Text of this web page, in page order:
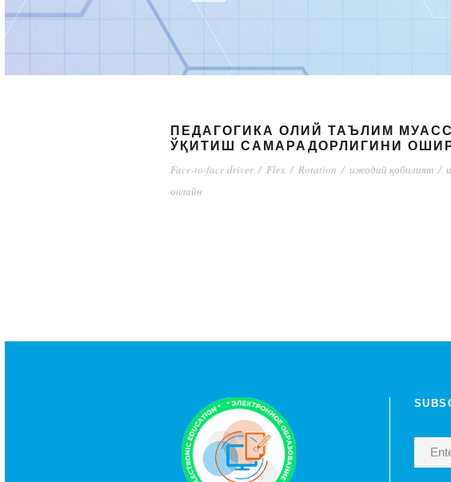
ПЕДАГОГИКА ОЛИЙ ТАЪЛИМ
ЎҚИТИШ САМАРАДОРЛИГИНИ
Face-to-face driver / Flex / Rotation / ижодий қобилият /
онлайн